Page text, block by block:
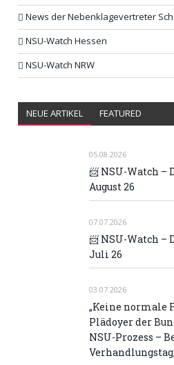
News der Nebenklagevertreter
NSU-Watch Hessen
NSU-Watch NRW
NEUE ARTIKEL FEATURED
05.08.2026
📨 NSU-Watch –
August 26
07.07.2026
📨 NSU-Watch –
Juli 26
03.07.2026
„Keine normale
Plädoyer der
NSU-Prozess –